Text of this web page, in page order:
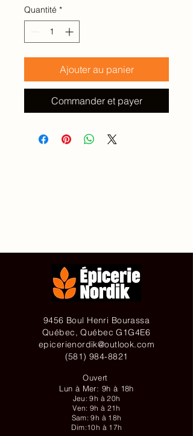
pour
100
Millilitres
Quantité *
Ajouter au panier
Commander et payer
9456 Boul Henri Bourassa
Québec, Québec G1G4E6
epicerienordik@outlook.com
(581) 984-8821
Ouvert
Lun à Mer: 9h à 18h
Jeu: 9h à 20h
Ven: 9h à 21h
Sam: 9h à 18h
Dim:10h à 17h